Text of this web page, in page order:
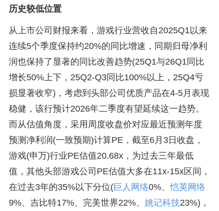
历史较低位置
从上市公司财报来看，游戏行业营收自2025Q1以来
连续5个季度保持约20%的同比增速，同期归母净利
润也保持了显著的同比改善趋势(25Q1与26Q1同比
增长50%上下，25Q2-Q3同比100%以上，25Q4亏
损显著收窄)，考虑到头部公司优质产品在4-5月表现
稳健，该行预计2026年二季度有望延续这一趋势。
而从估值角度，采用周度收盘价对应最近预测年度
预测净利润(一致预期)计算PE，截至6月3日收盘，
游戏(申万)行业PE估值20.68x，为过去三年最低
值，其他头部游戏公司PE估值大多在11x-15x区间，
在过去3年的35%以下分位(巨人网络0%、恺英网络
9%、吉比特17%、完美世界22%、 姚记科技23%)，